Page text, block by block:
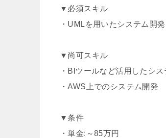
▼必須スキル
・UMLを用いたシステム開
▼尚可スキル
・BIツールなど活用したシ
・AWS上でのシステム開発
▼条件
・単金:～85万円